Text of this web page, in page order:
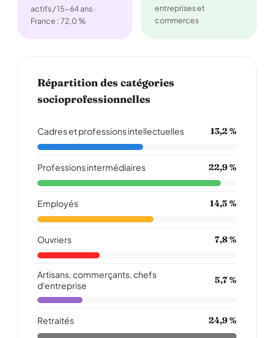
actifs / 15-64 ans ·
France : 72,0 %
entreprises et
commerces
Répartition des catégories
socioprofessionnelles
Cadres et professions intellectuelles 13,2 %
Professions intermédiaires 22,9 %
Employés 14,5 %
Ouvriers 7,8 %
Artisans, commerçants, chefs
d'entreprise
5,7 %
Retraités 24,9 %